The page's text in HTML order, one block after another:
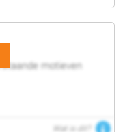
motieven
Wat is dit?